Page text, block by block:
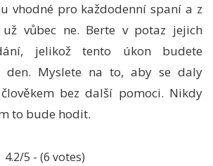
vhodné pro každodenní spaní a z
vůbec ne. Berte v potaz jejich
jelikož tento úkon budete
den. Myslete na to, aby se daly
bez další pomoci. Nikdy
to bude hodit.
4.2/5 - (6 votes)